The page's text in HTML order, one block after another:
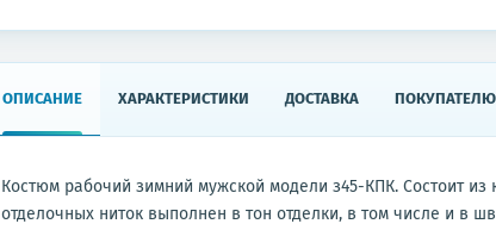
ОПИСАНИЕ ХАРАКТЕРИСТИКИ ДОСТАВКА ПОКУПАТЕЛЮ
Костюм рабочий зимний мужcкой модели з45-КПК. Состоит из
отделочных ниток выполнен в тон отделки, в том числе и в